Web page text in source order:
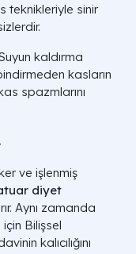
teknikleriyle sinir
kaldırma
kasların
spazmlarını
ve işlenmiş
diyet
Aynı zamanda
Bilişsel
kalıcılığını